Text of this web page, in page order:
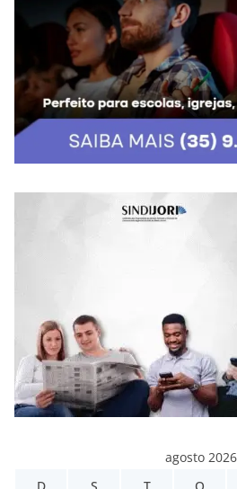
agosto 2026